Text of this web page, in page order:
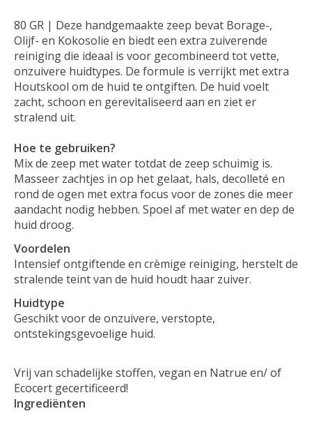
80 GR | Deze handgemaakte zeep bevat Borage-,
Olijf- en Kokosolie en biedt een extra zuiverende
reiniging die ideaal is voor gecombineerd tot vette,
onzuivere huidtypes. De formule is verrijkt met extra
Houtskool om de huid te ontgiften. De huid voelt
zacht, schoon en gerevitaliseerd aan en ziet er
stralend uit.
Hoe te gebruiken?
Mix de zeep met water totdat de zeep schuimig is.
Masseer zachtjes in op het gelaat, hals, decolleté en
rond de ogen met extra focus voor de zones die meer
aandacht nodig hebben. Spoel af met water en dep de
huid droog.
Voordelen
Intensief ontgiftende en crèmige reiniging, herstelt de
stralende teint van de huid houdt haar zuiver.
Huidtype
Geschikt voor de onzuivere, verstopte,
ontstekingsgevoelige huid.
Vrij van schadelijke stoffen, vegan en Natrue en/ of
Ecocert gecertificeerd!
Ingrediënten